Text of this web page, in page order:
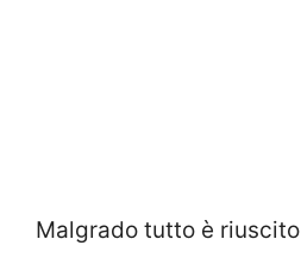
Malgrado tutto è